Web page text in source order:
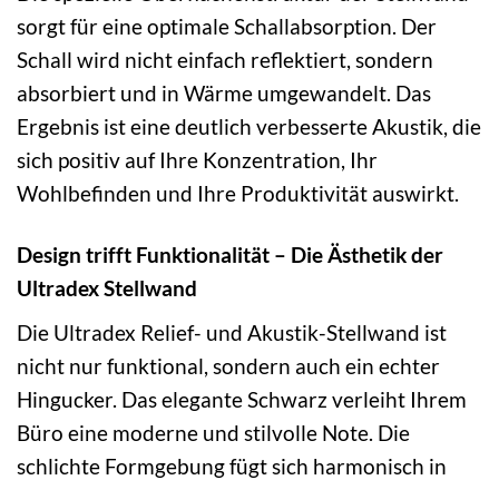
sorgt für eine optimale Schallabsorption. Der
Schall wird nicht einfach reflektiert, sondern
absorbiert und in Wärme umgewandelt. Das
Ergebnis ist eine deutlich verbesserte Akustik, die
sich positiv auf Ihre Konzentration, Ihr
Wohlbefinden und Ihre Produktivität auswirkt.
Design trifft Funktionalität – Die Ästhetik der
Ultradex Stellwand
Die Ultradex Relief- und Akustik-Stellwand ist
nicht nur funktional, sondern auch ein echter
Hingucker. Das elegante Schwarz verleiht Ihrem
Büro eine moderne und stilvolle Note. Die
schlichte Formgebung fügt sich harmonisch in